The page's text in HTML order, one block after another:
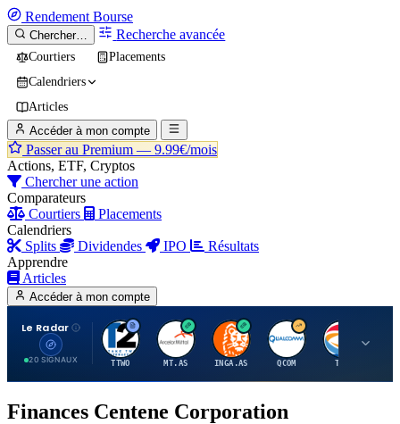
Rendement Bourse
Chercher… Recherche avancée
Courtiers
Placements
Calendriers
Articles
Accéder à mon compte
Passer au Premium — 9.99€/mois
Actions, ETF, Cryptos
Chercher une action
Comparateurs
Courtiers
Placements
Calendriers
Splits
Dividendes IPO
Résultats
Apprendre
Articles
Accéder à mon compte
Le Radar
20 SIGNAUX
T
TTWO
A
MT.AS
I
INGA.AS
Q
QCOM
T
TTE
Finances Centene Corporation